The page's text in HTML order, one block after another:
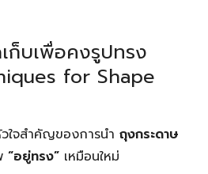
Search
ก็บเพื่อคงรูปทรง
for Shape
ใจสำคัญของการนำ ถุงกระดาษ
“อยู่ทรง” เหมือนใหม่